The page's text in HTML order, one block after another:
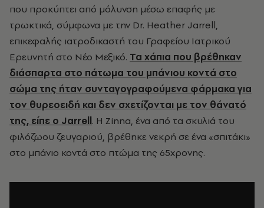
που προκύπτει από μόλυνση μέσω επαφής με
τρωκτικά, σύμφωνα με την Dr. Heather Jarrell,
επικεφαλής ιατροδικαστή του Γραφείου Ιατρικού
Ερευνητή στο Νέο Μεξικό. Τα χάπια που βρέθηκαν
διάσπαρτα στο πάτωμα του μπάνιου κοντά στο
σώμα της ήταν συνταγογραφούμενα φάρμακα για
τον θυρεοειδή και δεν σχετίζονται με τον θάνατό
της, είπε ο Jarrell. Η Zinna, ένα από τα σκυλιά του
φιλόζωου ζευγαριού, βρέθηκε νεκρή σε ένα «σπιτάκι»
στο μπάνιο κοντά στο πτώμα της 65χρονης.